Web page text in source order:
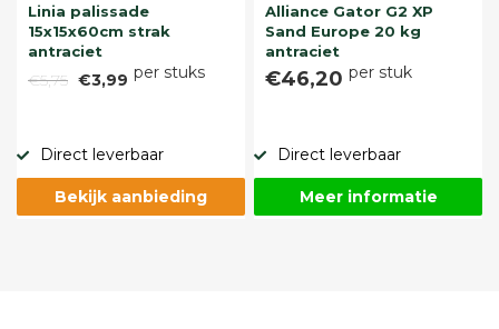
Linia palissade
15x15x60cm strak
antraciet
€5,75 €3,99 per stuks
Direct leverbaar
Bekijk aanbieding
Alliance Gator G2 XP
Sand Europe 20 kg
antraciet
€46,20 per stuk
Direct leverbaar
Meer informatie